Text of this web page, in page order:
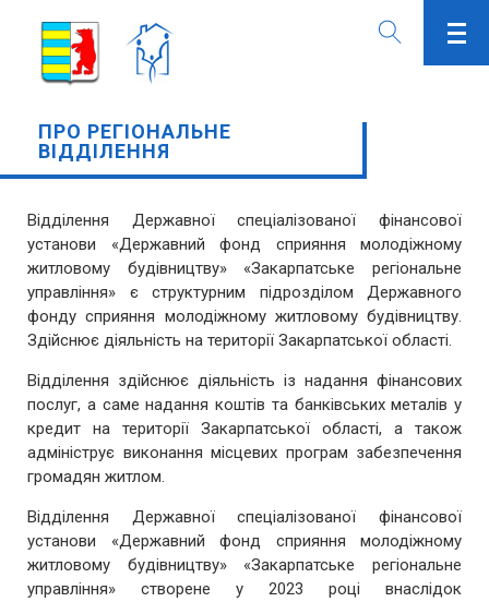
ПРО РЕГІОНАЛЬНЕ
ВІДДІЛЕННЯ
Відділення Державної спеціалізованої фінансової
установи «Державний фонд сприяння молодіжному
житловому будівництву» «Закарпатське регіональне
управління» є структурним підрозділом Державного
фонду сприяння молодіжному житловому будівництву.
Здійснює діяльність на території Закарпатської області.
Відділення здійснює діяльність із надання фінансових
послуг, а саме надання коштів та банківських металів у
кредит на території Закарпатської області, а також
адмініструє виконання місцевих програм забезпечення
громадян житлом.
Відділення Державної спеціалізованої фінансової
установи «Державний фонд сприяння молодіжному
житловому будівництву» «Закарпатське регіональне
управління» створене у 2023 році внаслідок